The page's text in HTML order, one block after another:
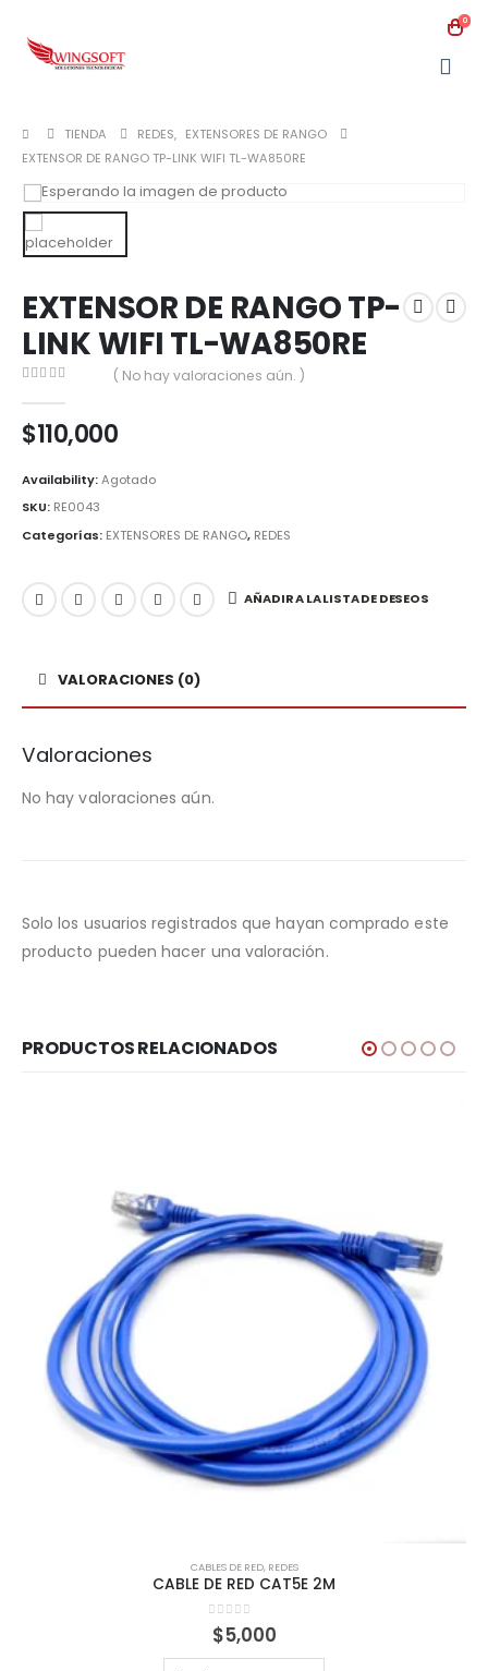
0
TIENDA REDES, EXTENSORES DE RANGO
EXTENSOR DE RANGO TP-LINK WIFI TL-WA850RE
EXTENSOR DE RANGO TP-
LINK WIFI TL-WA850RE
( No hay valoraciones aún. )
$110,000
Availability:Agotado
SKU: RE0043
Categorías: EXTENSORES DE RANGO, REDES
AÑADIR A LA LISTA DE DESEOS
VALORACIONES (0)
Valoraciones
No hay valoraciones aún.
Solo los usuarios registrados que hayan comprado este
producto pueden hacer una valoración.
PRODUCTOS RELACIONADOS
CABLES DE RED, REDES
CABLE DE RED CAT5E 2M
0out of 5
$5,000